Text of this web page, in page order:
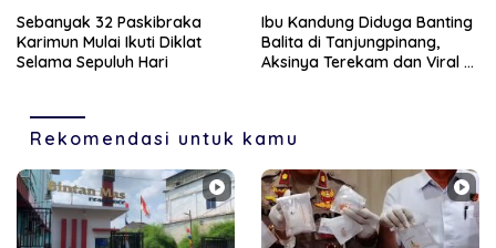
Sebanyak 32 Paskibraka
Karimun Mulai Ikuti Diklat
Selama Sepuluh Hari
Ibu Kandung Diduga Banting
Balita di Tanjungpinang,
Aksinya Terekam dan Viral di
Rekomendasi untuk kamu